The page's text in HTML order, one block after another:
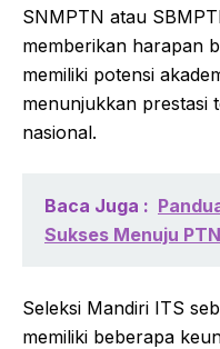
SNMPTN atau
memberikan harapan
memiliki potensi
menunjukkan prestasi
nasional.
Baca Juga :
Sukses Menuju
Seleksi Mandiri ITS
memiliki beberapa